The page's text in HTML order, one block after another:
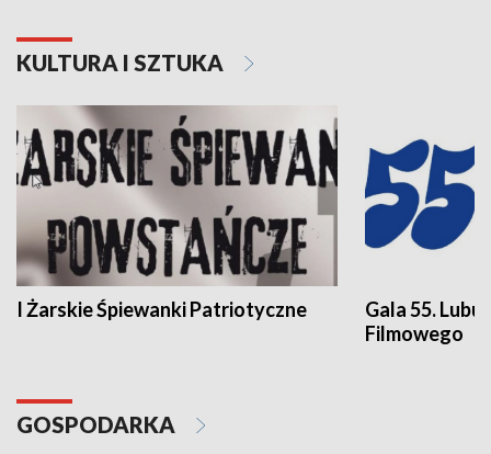
KULTURA I SZTUKA
I Żarskie Śpiewanki Patriotyczne
Gala 55.
Filmowego
GOSPODARKA